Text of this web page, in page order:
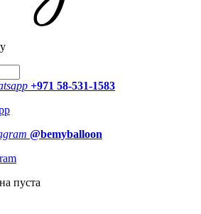
+971 58-531-1583
@bemyballoon
пуста